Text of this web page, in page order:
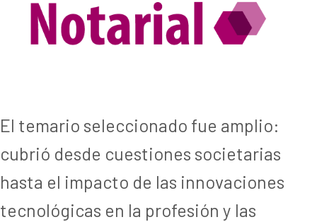
El temario seleccionado fue amplio:
cubrió desde cuestiones societarias
hasta el impacto de las innovaciones
tecnológicas en la profesión y las